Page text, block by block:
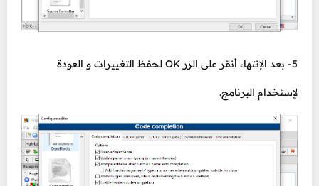
5- بعد الإنتهاء أنقر على الزر OK لحفظ التغييرات و العودة
لإستخدام البرنامج.